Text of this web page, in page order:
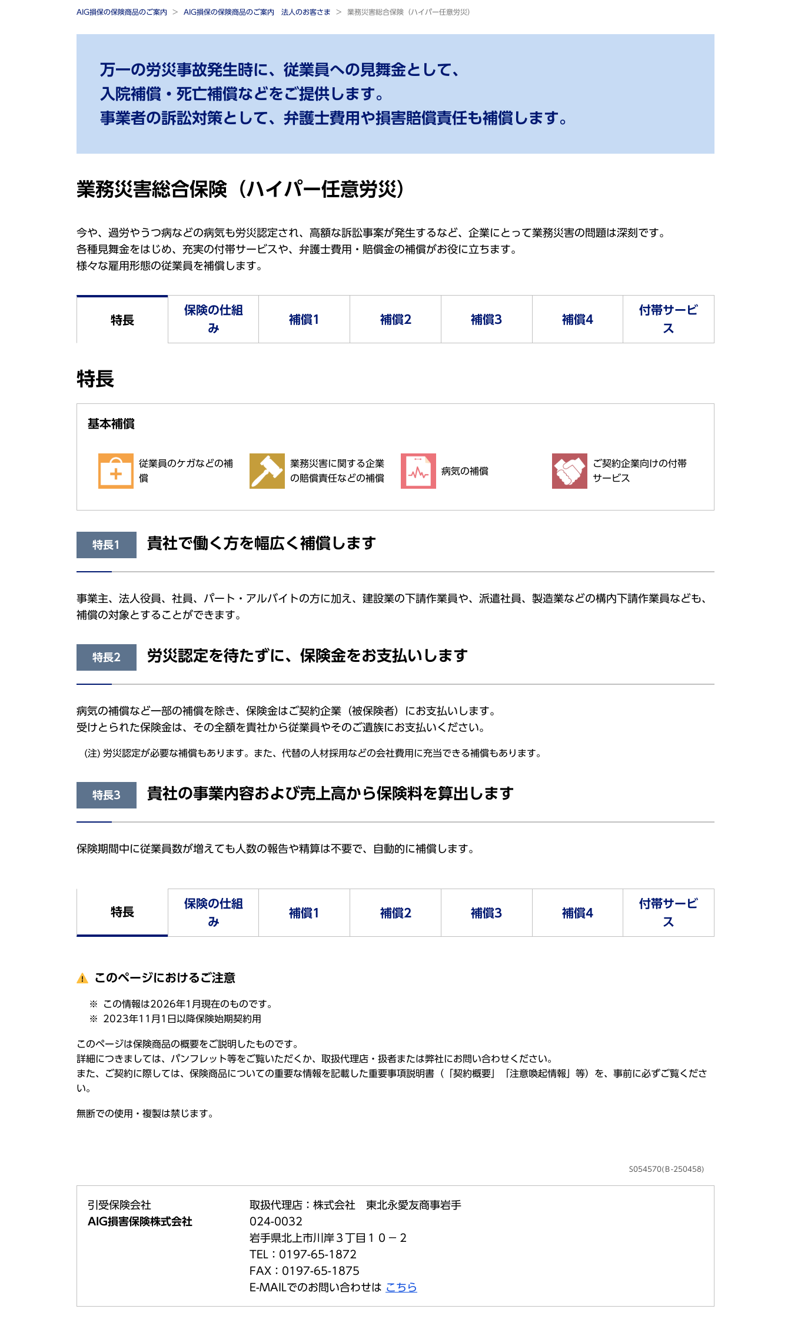
AIG損保の保険商品のご案内 AIG損保の保険商品のご案内 法人のお客さま 業務災害総合保険（ハイパー任意労災）
万一の労災事故発生時に、従業員への見舞金として、
入院補償・死亡補償などをご提供します。
事業者の訴訟対策として、弁護士費用や損害賠償責任も補償します。
業務災害総合保険（ハイパー任意労災）
今や、過労やうつ病などの病気も労災認定され、高額な訴訟事案が発生するなど、企業にとって業務災害の問題は深刻です。
各種見舞金をはじめ、充実の付帯サービスや、弁護士費用・賠償金の補償がお役に立ちます。
様々な雇用形態の従業員を補償します。
特長
保険の仕組
み
補償1 補償2 補償3 補償4
付帯サービ
ス
特長
基本補償
従業員のケガなどの補
償
業務災害に関する企業
の賠償責任などの補償
病気の補償
ご契約企業向けの付帯
サービス
特長1 貴社で働く方を幅広く補償します
事業主、法人役員、社員、パート・アルバイトの方に加え、建設業の下請作業員や、派遣社員、製造業などの構内下請作業員なども、
補償の対象とすることができます。
特長2 労災認定を待たずに、保険金をお支払いします
病気の補償など一部の補償を除き、保険金はご契約企業（被保険者）にお支払いします。
受けとられた保険金は、その全額を貴社から従業員やそのご遺族にお支払いください。
労災認定が必要な補償もあります。また、代替の人材採用などの会社費用に充当できる補償もあります。
特長3 貴社の事業内容および売上高から保険料を算出します
保険期間中に従業員数が増えても人数の報告や精算は不要で、自動的に補償します。
特長
保険の仕組
み
補償1 補償2 補償3 補償4
付帯サービ
ス
このページにおけるご注意
この情報は2026年1月現在のものです。
2023年11月1日以降保険始期契約用
このページは保険商品の概要をご説明したものです。
詳細につきましては、パンフレット等をご覧いただくか、取扱代理店・扱者または弊社にお問い合わせください。
また、ご契約に際しては、保険商品についての重要な情報を記載した重要事項説明書（「契約概要」「注意喚起情報」等）を、事前に必ずご覧くださ
い。
無断での使用・複製は禁じます。
S054570(Ｂ-250458)
引受保険会社
AIG損害保険株式会社
取扱代理店：株式会社 東北永愛友商事岩手
024-0032
岩手県北上市川岸３丁目１０－２
TEL：0197-65-1872
FAX：0197-65-1875
E-MAILでのお問い合わせは こちら